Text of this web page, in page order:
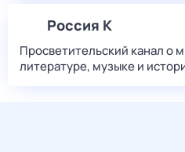
Россия К
Просветительский канал о
литературе, музыке и